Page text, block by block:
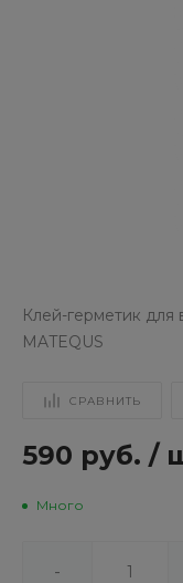
Клей-герметик для
MATEQUS
СРАВНИТЬ
590 руб. /
Много
-